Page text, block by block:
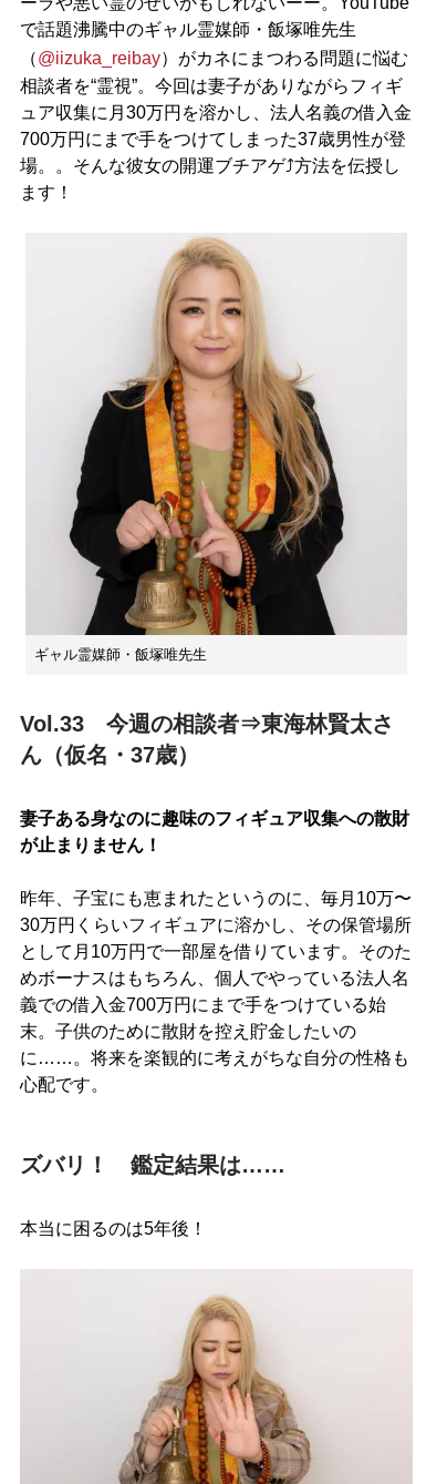
で話題沸騰中のギャル霊媒師・飯塚唯先生
（@iizuka_reibay）がカネにまつわる問題に悩む
相談者を“霊視”。今回は妻子がありながらフィギ
ュア収集に月30万円を溶かし、法人名義の借入金
700万円にまで手をつけてしまった37歳男性が登
場。。そんな彼女の開運ブチアゲ⤴方法を伝授し
ます！
ギャル霊媒師・飯塚唯先生
Vol.33 今週の相談者⇒東海林賢太さ
ん（仮名・37歳）
妻子ある身なのに趣味のフィギュア収集への散財
が止まりません！
昨年、子宝にも恵まれたというのに、毎月10万〜
30万円くらいフィギュアに溶かし、その保管場所
として月10万円で一部屋を借りています。そのた
めボーナスはもちろん、個人でやっている法人名
義での借入金700万円にまで手をつけている始
末。子供のために散財を控え貯金したいの
に……。将来を楽観的に考えがちな自分の性格も
心配です。
ズバリ！ 鑑定結果は……
本当に困るのは5年後！